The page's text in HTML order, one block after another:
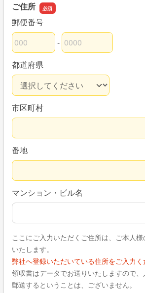
ご住所
郵便番号
郵便番号の上3桁
-
郵便番号の下4桁
都道府県
市区町村
番地
マンション・ビル名
ここにご入力いただくご住所は、ご本人
いたします。
弊社へ登録いただいている住所をご入力く
領収書はデータでお送りいたしますので
郵送するということは、ございません。